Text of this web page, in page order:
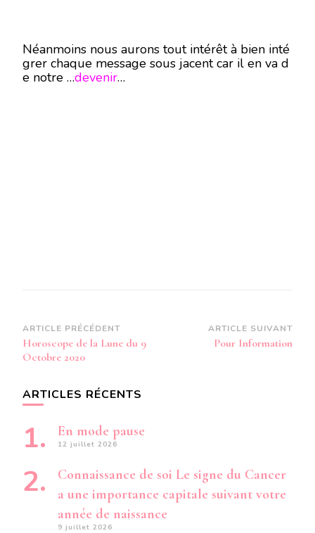
Néanmoins nous aurons tout intérêt à bien inté
grer chaque message sous jacent car il en va d
e notre …devenir…
Navigation
d’article
ARTICLE PRÉCÉDENT
Horoscope de la Lune du 9
Octobre 2020
ARTICLE SUIVANT
Pour Information
ARTICLES RÉCENTS
En mode pause
12 juillet 2026
Connaissance de soi Le signe du Cancer
a une importance capitale suivant votre
année de naissance
9 juillet 2026